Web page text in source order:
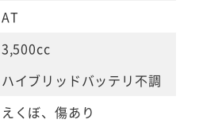
AT
3,500cc
ハイブリッドバッテリ不調
えくぼ、傷あり